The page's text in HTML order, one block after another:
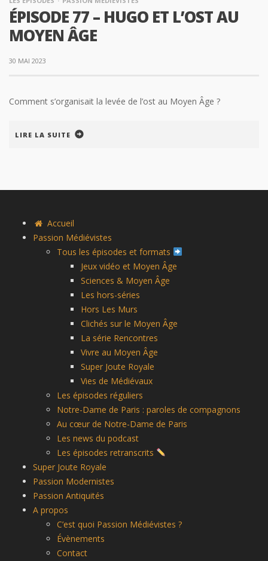
ÉPISODE 77 – HUGO ET L’OST AU
MOYEN ÂGE
30 MAI 2023
Comment s’organisait la levée de l’ost au Moyen Âge ?
LIRE LA SUITE
Accueil
Passion Médiévistes
Tous les épisodes et formats
Jeux vidéo et Moyen Âge
Sciences & Moyen Âge
Les hors-séries
Hors Les Murs
Clichés sur le Moyen Âge
La série Rencontres
Vivre au Moyen Âge
Super Joute Royale
Vies de Médiévaux
Les épisodes réguliers
Notre-Dame de Paris : paroles de compagnons
Au cœur de Notre-Dame de Paris
Les news du podcast
Les épisodes retranscrits
Super Joute Royale
Passion Modernistes
Passion Antiquités
A propos
C’est quoi Passion Médiévistes ?
Évènements
Contact